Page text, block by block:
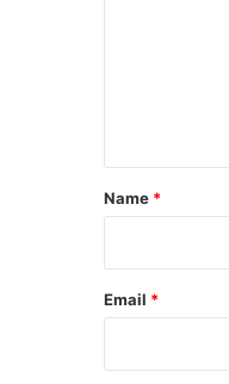
Name *
Email *